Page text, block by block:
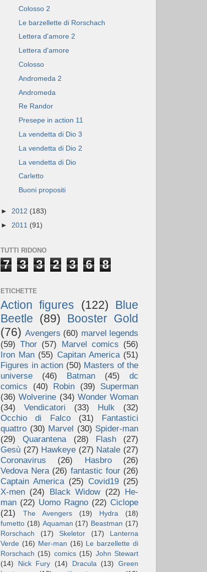
Colosso 2
Le barzellette di Rorschach
Lettera d'amore 2
Lettera d'amore
Colosso
Andromeda 2
Andromeda
Re Randor
Presepe in action 11
La vendetta di Dio 3
La vendetta di Dio 2
La vendetta di Dio
Carletto
Buoni propositi
► 2012 (183)
► 2011 (91)
TUTTI RIDONO
7 3 3 2 3 6 8
ETICHETTE
Action figures (122)
Blue
Beetle (89)
Booster Gold
(76) Avengers (60) marvel legends
(59) Thor (57) Marvel comics (56)
Iron Man (55) Capitan America (51)
Figures in action (50) Masters of the
universe
(46) Batman (45)
dc
comics
(40) Robin (39) Superman
(36) Wolverine (34) Wonder Woman
(34)
Vendicatori (33) Hulk
(32)
Occhio di Falco
(31)
Fantastici
quattro (30) Marvel (30) Spider-man
(29)
Quarantena (28) Flash
(27)
Gesù (27) Hawkeye (27) Natale (27)
Coronavirus
(26) Hasbro
(26)
Vedova Nera (26) fantastic four (26)
Captain America (25) Covid19 (25)
X-men (24) Black Widow (22) He-
man (22) Uomo Ragno (22) Ciclope
(21)
The Avengers (19) Hydra
(18)
fumetto (18) Aquaman (17) Beastman (17)
Rorschach
(17) Skeletor (17)
Lanterna
Verde (16) Mer-man (16) Le barzellette di
Rorschach (15) comics (15) John Stewart
(14)
Nick Fury (14) Dracula (13)
Green